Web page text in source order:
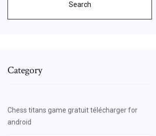
Search
Category
Chess titans game gratuit télécharger for
android